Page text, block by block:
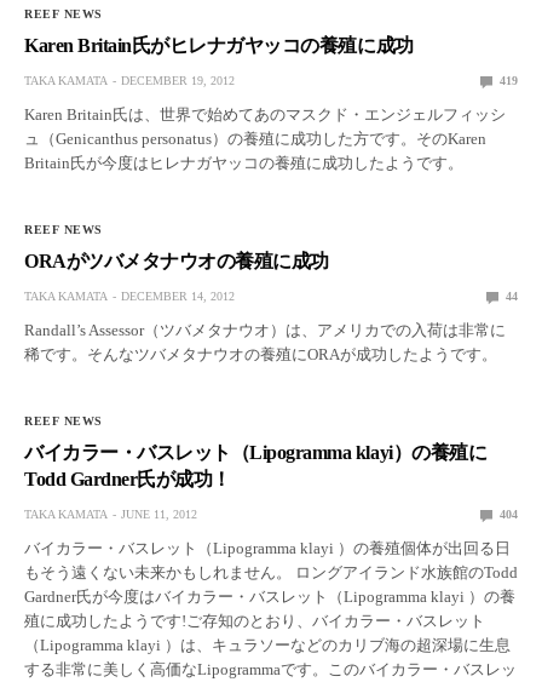
REEF NEWS
Karen Britain氏がヒレナガヤッコの養殖に成功
TAKA KAMATA DECEMBER 19, 2012 419
Karen Britain氏は、世界で始めてあのマスクド・エンジェルフィッシ
ュ（Genicanthus personatus）の養殖に成功した方です。そのKaren
Britain氏が今度はヒレナガヤッコの養殖に成功したようです。
REEF NEWS
ORAがツバメタナウオの養殖に成功
TAKA KAMATA DECEMBER 14, 2012 44
Randall’s Assessor（ツバメタナウオ）は、アメリカでの入荷は非常に
稀です。そんなツバメタナウオの養殖にORAが成功したようです。
REEF NEWS
バイカラー・バスレット（Lipogramma klayi）の養殖に
Todd Gardner氏が成功！
TAKA KAMATA JUNE 11, 2012 404
バイカラー・バスレット（Lipogramma klayi ）の養殖個体が出回る日
もそう遠くない未来かもしれません。 ロングアイランド水族館のTodd
Gardner氏が今度はバイカラー・バスレット（Lipogramma klayi ）の養
殖に成功したようです!ご存知のとおり、バイカラー・バスレット
（Lipogramma klayi ）は、キュラソーなどのカリブ海の超深場に生息
する非常に美しく高価なLipogrammaです。このバイカラー・バスレッ